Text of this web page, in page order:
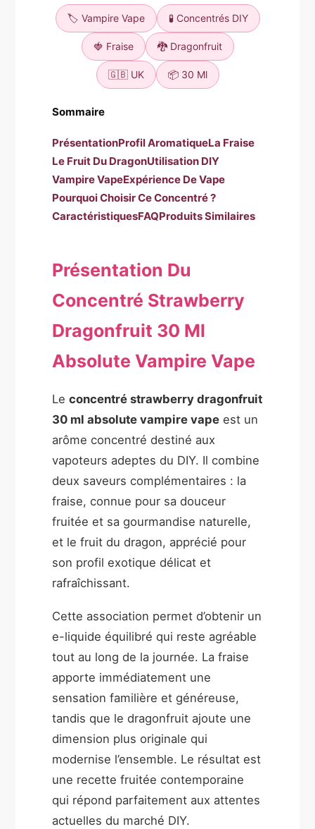
🏷️ Vampire Vape 🧪 Concentrés DIY
🍓 Fraise 🐉 Dragonfruit
🇬🇧 UK 📦 30 Ml
Sommaire
PrésentationProfil AromatiqueLa Fraise
Le Fruit Du DragonUtilisation DIY
Vampire VapeExpérience De Vape
Pourquoi Choisir Ce Concentré ?
CaractéristiquesFAQProduits Similaires
Présentation Du
Concentré Strawberry
Dragonfruit 30 Ml
Absolute Vampire Vape
Leconcentré strawberry dragonfruit
30 ml absolute vampire vape est un
arôme concentré destiné aux
vapoteurs adeptes du DIY. Il combine
deux saveurs complémentaires : la
fraise, connue pour sa douceur
fruitée et sa gourmandise naturelle,
et le fruit du dragon, apprécié pour
son profil exotique délicat et
rafraîchissant.
Cette association permet d’obtenir un
e-liquide équilibré qui reste agréable
tout au long de la journée. La fraise
apporte immédiatement une
sensation familière et généreuse,
tandis que le dragonfruit ajoute une
dimension plus originale qui
modernise l’ensemble. Le résultat est
une recette fruitée contemporaine
qui répond parfaitement aux attentes
actuelles du marché DIY.